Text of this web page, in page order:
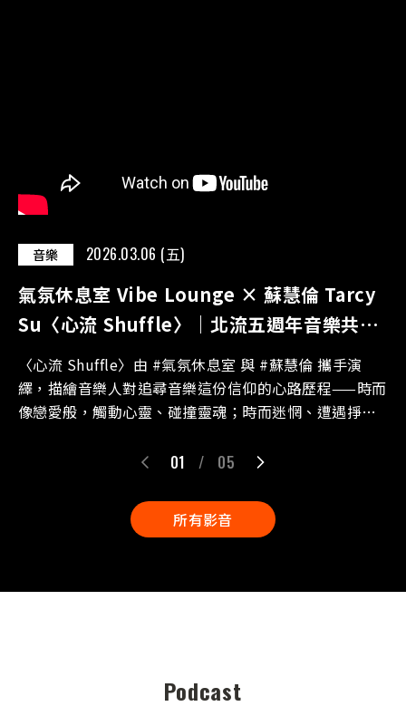
音樂 2026.03.06 (五)
氣氛休息室 Vibe Lounge × 蘇慧倫 Tarcy
Su〈心流 Shuffle〉｜北流五週年音樂共創
計畫
〈心流 Shuffle〉由 #氣氛休息室 與 #蘇慧倫 攜手演
繹，描繪音樂人對追尋音樂這份信仰的心路歷程——時而
像戀愛般，觸動心靈、碰撞靈魂；時而迷惘、遭遇掙
程的旅人，持續探索屬於自己的路徑；而蘇慧倫則化為
名為「心流」的狀態，為這場跨世代的共創計畫揭開序
01 / 05
所有影音
Podcast